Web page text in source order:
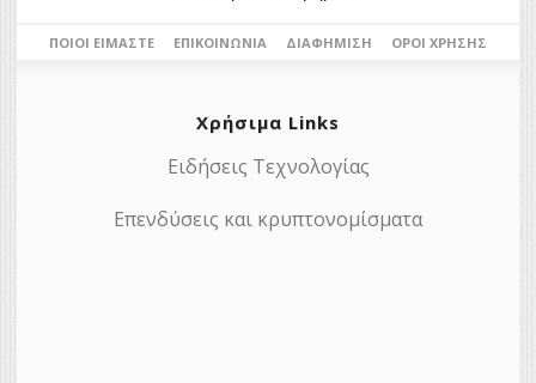
ΠΟΙΟΙ ΕΊΜΑΣΤΕ ΕΠΙΚΟΙΝΩΝΊΑ ΔΙΑΦΉΜΙΣΗ ΌΡΟΙ ΧΡΉΣΗΣ
Χρήσιμα Links
Ειδήσεις Τεχνολογίας
Επενδύσεις και κρυπτονομίσματα